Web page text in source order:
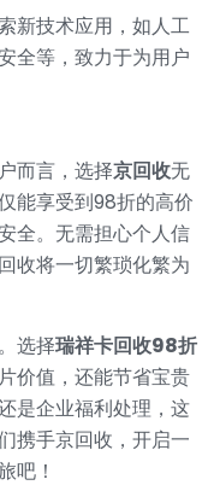
新技术应用，如人工
全等，致力于为用户
而言，选择京回收无
能享受到98折的高价
全。无需担心个人信
收将一切繁琐化繁为
选择瑞祥卡回收98折
价值，还能节省宝贵
是企业福利处理，这
携手京回收，开启一
吧！